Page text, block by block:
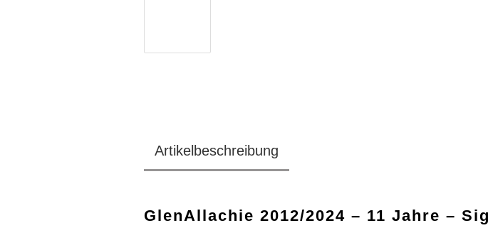
Artikelbeschreibung
GlenAllachie 2012/2024 – 11 Jahre –